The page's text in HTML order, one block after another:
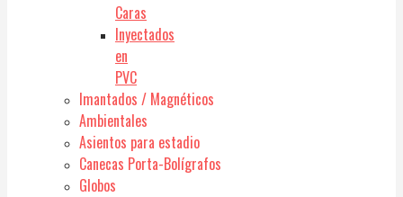
Caras
Inyectados
en
PVC
Imantados / Magnéticos
Ambientales
Asientos para estadio
Canecas Porta-Bolígrafos
Globos